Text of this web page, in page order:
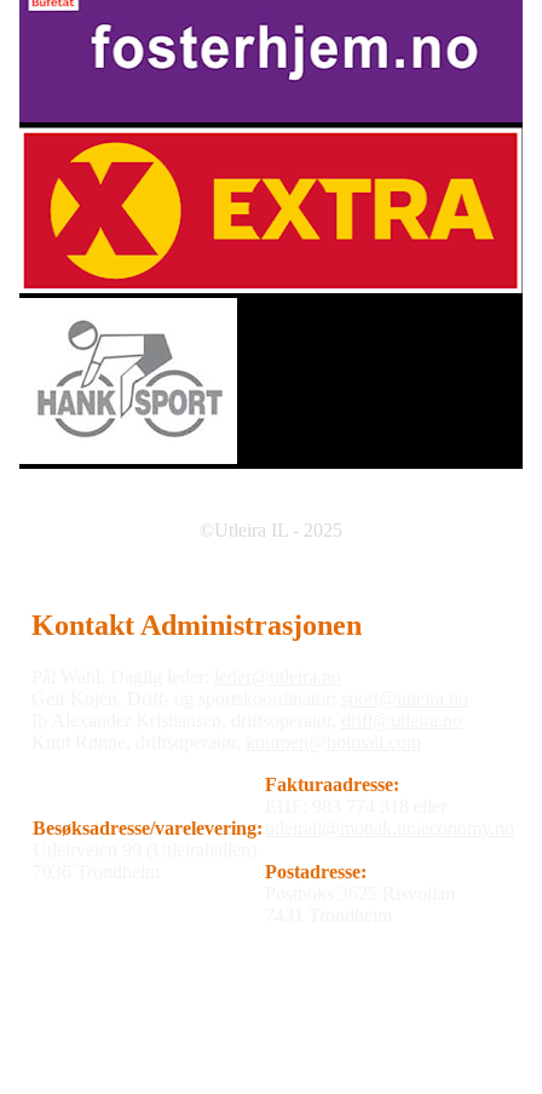
©Utleira IL - 2025
Kontakt Administrasjonen
Besøksadresse/varelevering:
Fakturaadresse:
Postadresse: